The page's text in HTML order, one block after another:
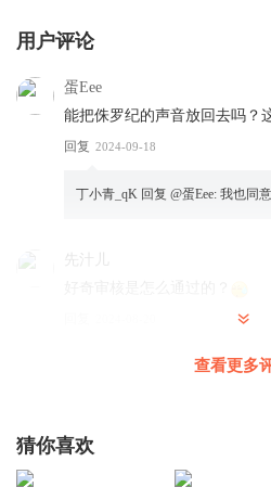
用户评论
蛋Eee
能把侏罗纪的声音放回去吗？
回复 2024-09-18
丁小青_qK 回复 @蛋Eee: 我也同意
先汁儿
回复
查看更多
猜你喜欢